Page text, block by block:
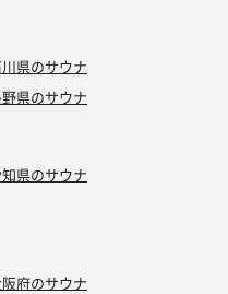
県のサウナ
県のサウナ
県のサウナ
府のサウナ